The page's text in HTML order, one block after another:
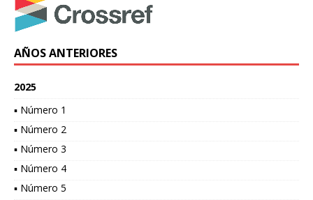
AÑOS ANTERIORES
2025
▪ Número 1
▪ Número 2
▪ Número 3
▪ Número 4
▪ Número 5